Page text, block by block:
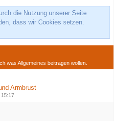
die Nutzung unserer Seite
dass wir Cookies setzen.
was Allgemeines beitragen wollen.
Armbrust